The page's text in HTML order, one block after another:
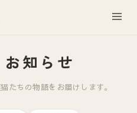
知らせ
たちの物語をお届けします。